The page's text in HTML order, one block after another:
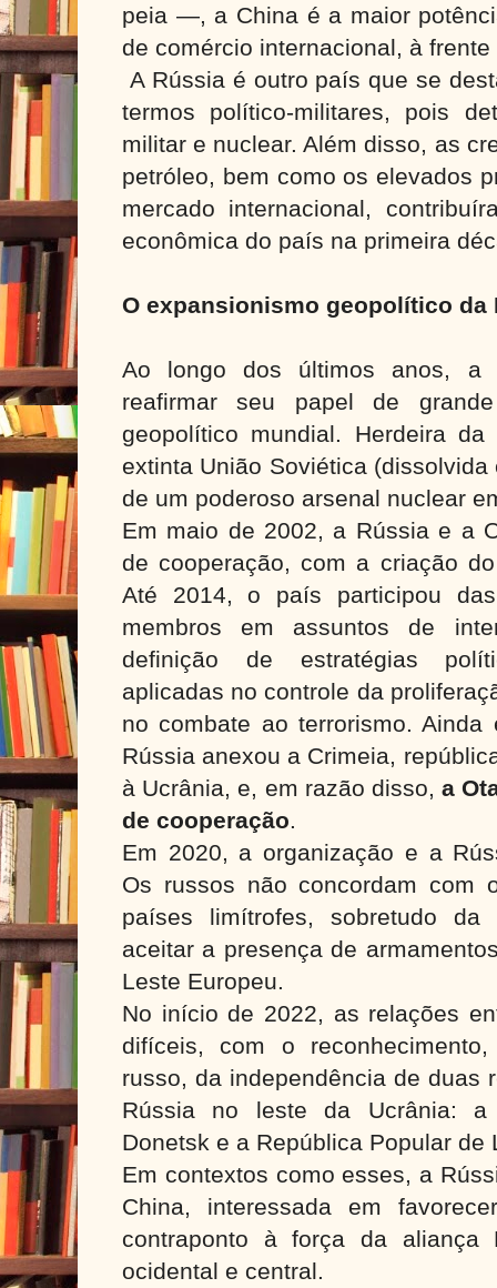
peia —, a China é a maior
de comércio internacional, à
A Rússia é outro país que se
termos político-militares, pois
militar e nuclear. Além disso, as
petróleo, bem como os elevados
mercado internacional,
econômica do país na primeira
O expansionismo geopolítico da
Ao longo dos últimos anos, a
reafirmar seu papel de
geopolítico mundial. Herdeira
extinta União Soviética
de um poderoso arsenal nuclear
Em maio de 2002, a Rússia e a
de cooperação, com a criação
Até 2014, o país participou
membros em assuntos de
definição de estratégias
aplicadas no controle da
no combate ao terrorismo.
Rússia anexou a Crimeia,
à Ucrânia, e, em razão disso,a
de cooperação.
Em 2020, a organização e a
Os russos não concordam com
países limítrofes, sobretudo
aceitar a presença de
Leste Europeu.
No início de 2022, as relações
difíceis, com o
russo, da independência de duas
Rússia no leste da Ucrânia: a
Donetsk e a República Popular
Em contextos como esses, a
China, interessada em
contraponto à força da aliança
ocidental e central.